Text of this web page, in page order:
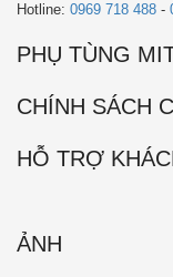
Hotline: 0969 718 488 -
PHỤ TÙNG
CHÍNH SÁCH
HỖ TRỢ
ẢNH